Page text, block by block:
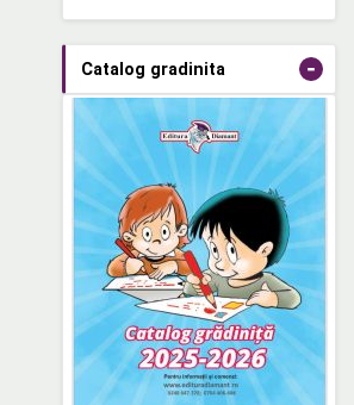
Catalog gradinita -